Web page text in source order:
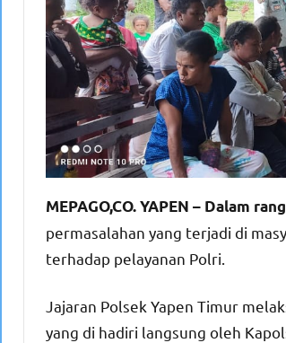
MEPAGO,CO. YAPEN – Dalam
permasalahan yang terjadi di
terhadap pelayanan Polri.
Jajaran Polsek Yapen Timur
yang di hadiri langsung oleh